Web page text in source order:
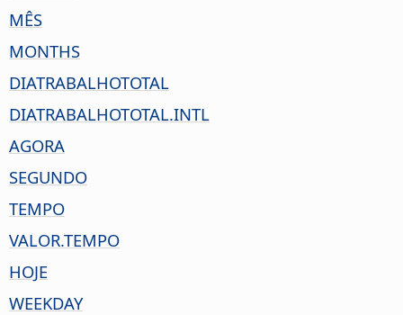
MÊS
MONTHS
DIATRABALHOTOTAL
DIATRABALHOTOTAL.INTL
AGORA
SEGUNDO
TEMPO
VALOR.TEMPO
HOJE
WEEKDAY